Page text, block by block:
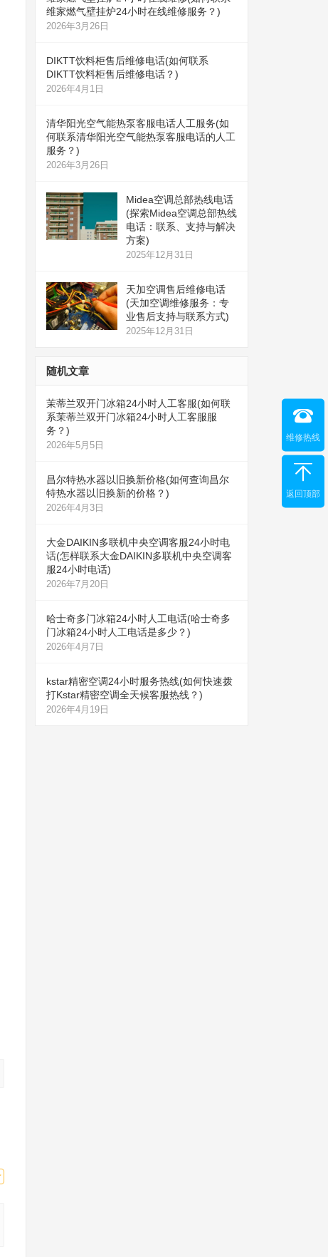
维家燃气壁挂炉24小时在线维修服务？)
2026年3月26日
DIKTT饮料柜售后维修电话(如何联系
DIKTT饮料柜售后维修电话？)
2026年4月1日
清华阳光空气能热泵客服电话人工服务(如
何联系清华阳光空气能热泵客服电话的人工
服务？)
2026年3月26日
Midea空调总部热线电话
(探索Midea空调总部热线
电话：联系、支持与解决
方案)
2025年12月31日
天加空调售后维修电话
(天加空调维修服务：专
业售后支持与联系方式)
2025年12月31日
随机文章
茉蒂兰双开门冰箱24小时人工客服(如何联
系茉蒂兰双开门冰箱24小时人工客服服
务？)
2026年5月5日
昌尔特热水器以旧换新价格(如何查询昌尔
特热水器以旧换新的价格？)
2026年4月3日
大金DAIKIN多联机中央空调客服24小时电
话(怎样联系大金DAIKIN多联机中央空调客
服24小时电话)
2026年7月20日
哈士奇多门冰箱24小时人工电话(哈士奇多
门冰箱24小时人工电话是多少？)
2026年4月7日
kstar精密空调24小时服务热线(如何快速拨
打Kstar精密空调全天候客服热线？)
2026年4月19日
维修热线
返回顶部